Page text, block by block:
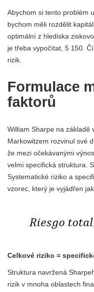
Abychom si tento problém
bychom měli rozdělit
optimální z hlediska
je třeba vypočítat, 5 150.
rizik.
Formulace
faktorů
William Sharpe na základě
Markowitzem rozvinul své
že mezi očekávanými
velmi specifická struktura.
Systematické riziko a
vzorec, který je vyjádřen
Celkové riziko =
Struktura navržená
rizik v mnoha oblastech